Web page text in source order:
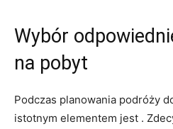
Wybór
na pobyt
Podczas planowania podróży
istotnym elementem jest .